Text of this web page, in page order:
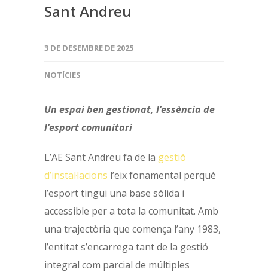
Sant Andreu
3 DE DESEMBRE DE 2025
NOTÍCIES
Un espai ben gestionat, l’essència de
l’esport comunitari
L’AE Sant Andreu fa de la gestió
d’instal·lacions l’eix fonamental perquè
l’esport tingui una base sòlida i
accessible per a tota la comunitat. Amb
una trajectòria que comença l’any 1983,
l’entitat s’encarrega tant de la gestió
integral com parcial de múltiples